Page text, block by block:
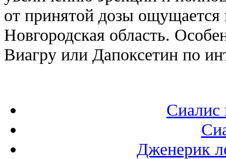
от принятой дозы
Новгородская область.
Виагру или Дапоксетин по
Сиалис
Дженерик